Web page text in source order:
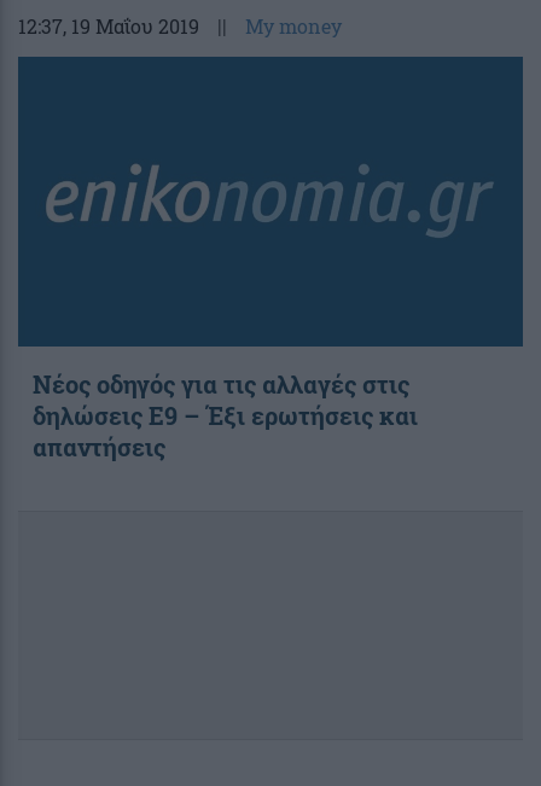
12:37, 19 Μαΐου 2019 || My money
Νέος οδηγός για τις αλλαγές στις
δηλώσεις Ε9 – Έξι ερωτήσεις και
απαντήσεις